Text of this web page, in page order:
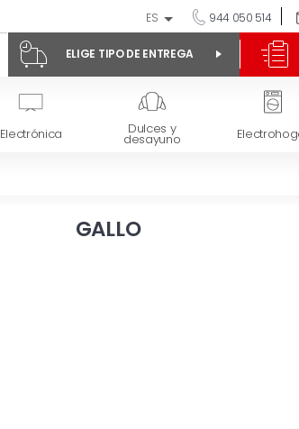
ES 944 050 514
ELIGE TIPO DE ENTREGA
Electrónica Dulces y
desayuno
GALLO